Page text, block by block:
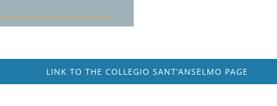
LINK TO THE COLLEGIO SANT’ANSELMO PAGE